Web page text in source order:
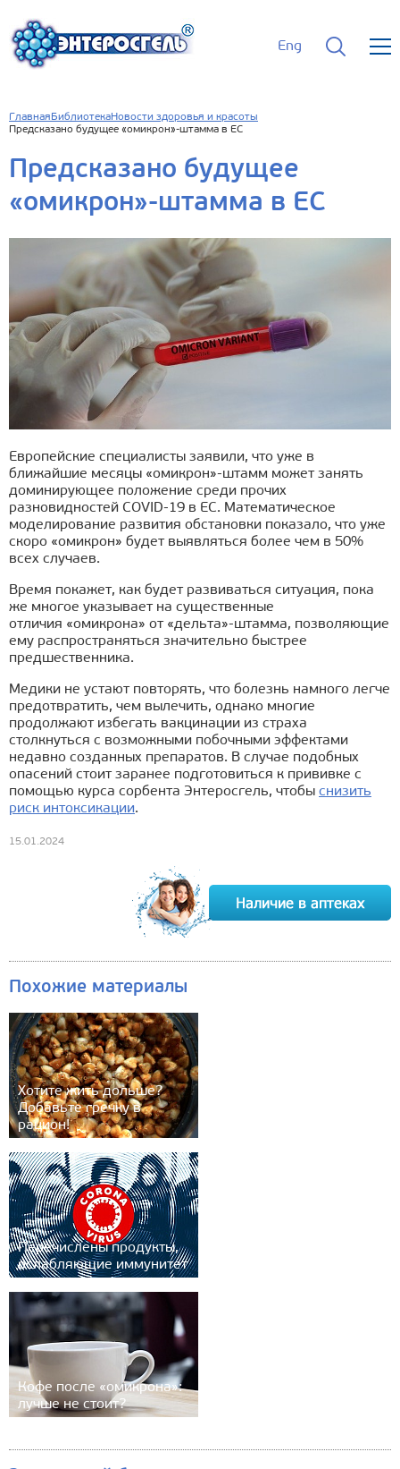
Eng
Главная БиблиотекаНовости здоровья и красоты
Предсказано будущее «омикрон»-штамма в ЕС
Предсказано будущее
«омикрон»-штамма в ЕС
Европейские специалисты заявили, что уже в
ближайшие месяцы «омикрон»-штамм может занять
доминирующее положение среди прочих
разновидностей COVID-19 в ЕС. Математическое
моделирование развития обстановки показало, что уже
скоро «омикрон» будет выявляться более чем в 50%
всех случаев.
Время покажет, как будет развиваться ситуация, пока
же многое указывает на существенные
отличия «омикрона» от «дельта»-штамма, позволяющие
ему распространяться значительно быстрее
предшественника.
Медики не устают повторять, что болезнь намного легче
предотвратить, чем вылечить, однако многие
продолжают избегать вакцинации из страха
столкнуться с возможными побочными эффектами
недавно созданных препаратов. В случае подобных
опасений стоит заранее подготовиться к прививке с
помощью курса сорбента Энтеросгель, чтобы снизить
риск интоксикации.
15.01.2024
Похожие материалы
Хотите жить дольше?
Добавьте гречку в
рацион!
Перечислены продукты,
ослабляющие иммунитет
Кофе после «омикрона»:
лучше не стоит?